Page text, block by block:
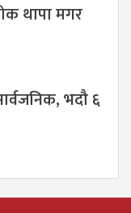
थापा मगर
भदौ ६